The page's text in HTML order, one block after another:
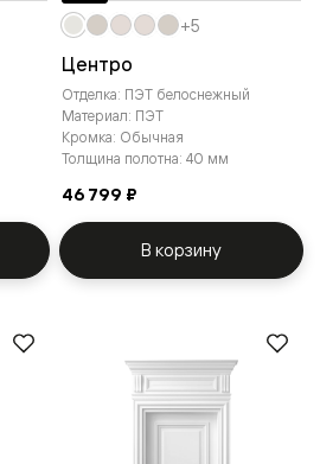
Центро
Отделка: ПЭТ белоснежный
Материал: ПЭТ
Кромка: Обычная
Толщина полотна: 40 мм
46 799 ₽
+5
В корзину